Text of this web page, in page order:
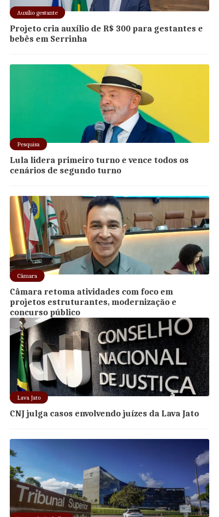
Auxílio gestante
Projeto cria auxílio de R$ 300 para gestantes e
bebês em Serrinha
Pesquisa
Lula lidera primeiro turno e vence todos os
cenários de segundo turno
Câmara
Câmara retoma atividades com foco em
projetos estruturantes, modernização e
concurso público
Lava Jato
CNJ julga casos envolvendo juízes da Lava Jato